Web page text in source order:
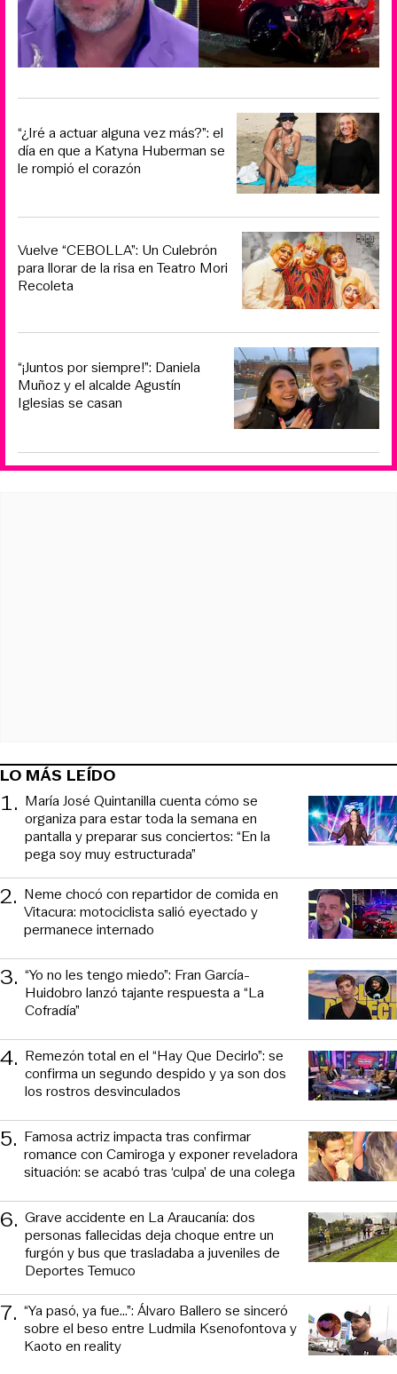
“¿Iré a actuar alguna vez más?”: el
día en que a Katyna Huberman se
le rompió el corazón
Vuelve “CEBOLLA”: Un Culebrón
para llorar de la risa en Teatro Mori
Recoleta
“¡Juntos por siempre!”: Daniela
Muñoz y el alcalde Agustín
Iglesias se casan
LO MÁS LEÍDO
1. María José Quintanilla cuenta cómo se
organiza para estar toda la semana en
pantalla y preparar sus conciertos: “En la
pega soy muy estructurada”
2. Neme chocó con repartidor de comida en
Vitacura: motociclista salió eyectado y
permanece internado
3. “Yo no les tengo miedo”: Fran García-
Huidobro lanzó tajante respuesta a “La
Cofradía”
4. Remezón total en el “Hay Que Decirlo”: se
confirma un segundo despido y ya son dos
los rostros desvinculados
5. Famosa actriz impacta tras confirmar
romance con Camiroga y exponer reveladora
situación: se acabó tras ‘culpa’ de una colega
6. Grave accidente en La Araucanía: dos
personas fallecidas deja choque entre un
furgón y bus que trasladaba a juveniles de
Deportes Temuco
7. “Ya pasó, ya fue...”: Álvaro Ballero se sinceró
sobre el beso entre Ludmila Ksenofontova y
Kaoto en reality